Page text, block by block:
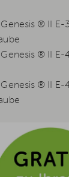
® II E-
® II E-
® II E-